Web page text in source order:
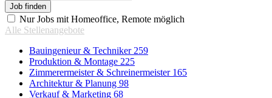
Nur Jobs mit Homeoffice, Remote möglich
Alle Stellenangebote
Bauingenieur & Techniker 259
Produktion & Montage 225
Zimmerermeister & Schreinermeister 165
Architektur & Planung 98
Verkauf & Marketing 68